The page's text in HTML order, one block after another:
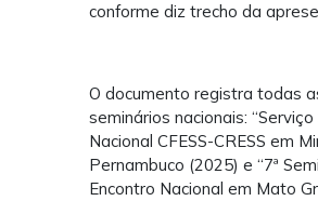
conforme diz trecho da
O documento registra todas
seminários nacionais:
Nacional CFESS-CRESS em
Pernambuco (2025) e “7ª
Encontro Nacional em Mato